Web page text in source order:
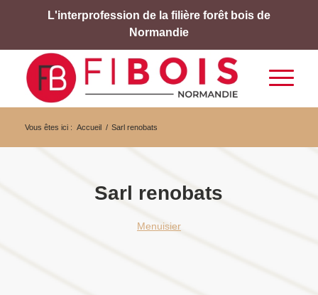
L'interprofession de la filière forêt bois de
Normandie
Vous êtes ici : Accueil / Sarl renobats
Sarl renobats
Menuisier